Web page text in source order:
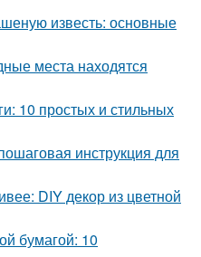
известь: основные
места находятся
10 простых и стильных
инструкция для
DIY декор из цветной
бумагой: 10